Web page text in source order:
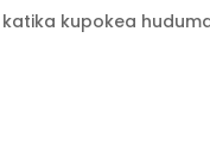
kupokea